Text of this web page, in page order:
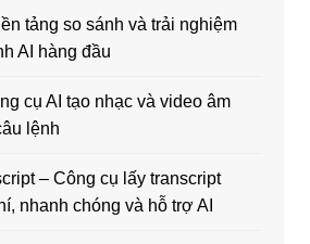
tảng so sánh và trải nghiệm
AI hàng đầu
cụ AI tạo nhạc và video âm
lệnh
– Công cụ lấy transcript
nhanh chóng và hỗ trợ AI